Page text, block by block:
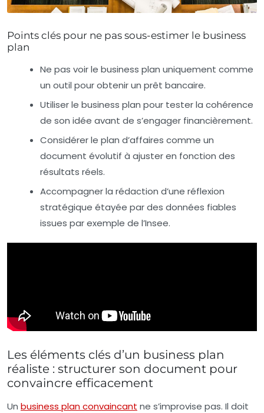
Points clés pour ne pas sous-estimer le business
plan
Ne pas voir le business plan uniquement comme
un outil pour obtenir un prêt bancaire.
Utiliser le business plan pour tester la cohérence
de son idée avant de s’engager financièrement.
Considérer le plan d’affaires comme un
document évolutif à ajuster en fonction des
résultats réels.
Accompagner la rédaction d’une réflexion
stratégique étayée par des données fiables
issues par exemple de l’Insee.
Les éléments clés d’un business plan
réaliste : structurer son document pour
convaincre efficacement
Un business plan convaincant ne s’improvise pas. Il doit